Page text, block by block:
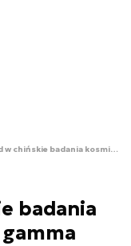
Polski wkład w chińskie badania kosmicznych błysków gamma
badania